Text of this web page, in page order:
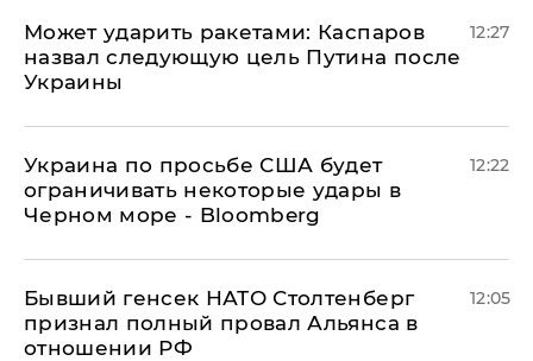
Может ударить ракетами: Каспаров
назвал следующую цель Путина после
Украины
12:27
Украина по просьбе США будет
ограничивать некоторые удары в
Черном море - Bloomberg
12:22
Бывший генсек НАТО Столтенберг
признал полный провал Альянса в
отношении РФ
12:05